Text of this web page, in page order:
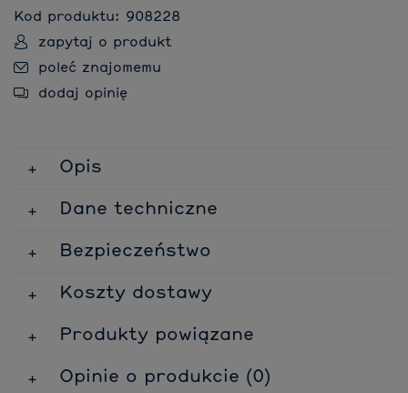
Kod produktu:
908228
zapytaj o produkt
poleć znajomemu
dodaj opinię
Opis
Dane techniczne
Bezpieczeństwo
Koszty dostawy
Produkty powiązane
Opinie o produkcie (0)